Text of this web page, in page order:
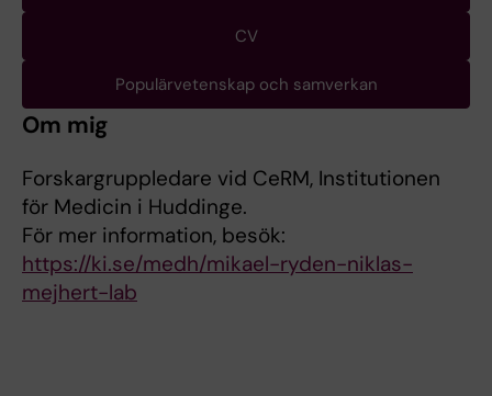
CV
Populärvetenskap och samverkan
Om mig
Forskargruppledare vid CeRM, Institutionen
för Medicin i Huddinge.
För mer information, besök:
https://ki.se/medh/mikael-ryden-niklas-
mejhert-lab